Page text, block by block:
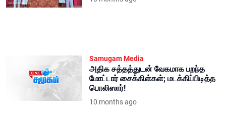
Samugam Media
அதிக சத்தத்துடன் வேகமாக பறந்த
மோட்டார் சைக்கிள்கள்; மடக்கிப்பிடித்த
பொலிஸார்!
10 months ago